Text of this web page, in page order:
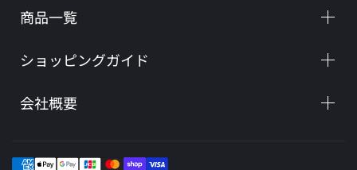
商品一覧
ショッピングガイド
会社概要